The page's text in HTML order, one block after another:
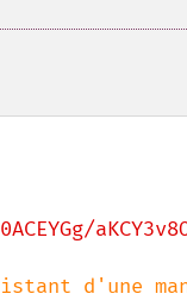
d'une